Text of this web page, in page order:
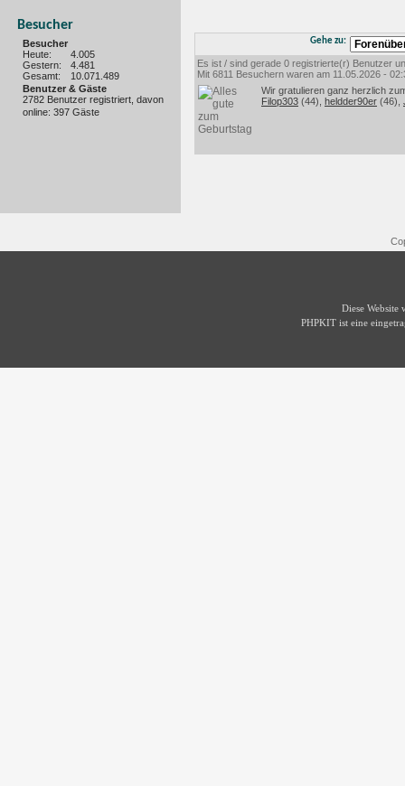
Besucher
Besucher
Heute:
4.005
Gestern:
4.481
Gesamt:
10.071.489
Benutzer & Gäste
2782 Benutzer registriert, davon
online: 397 Gäste
Gehe zu:
Es ist / sind gerade 0 registrierte(r) Benutzer
Mit 6811 Besuchern waren am 11.05.2026 -
Wir gratulieren ganz herzlich
Filop303 (44), heldder90er (46),
Diese Website
PHPKIT ist eine